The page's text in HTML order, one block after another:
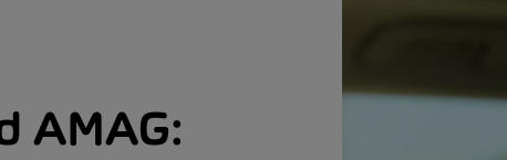
AMAG: